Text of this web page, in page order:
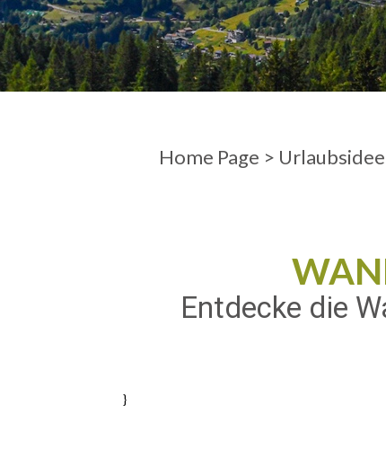
ANKUNFT ABFAHRT
Home Page >
Entdecke die
}